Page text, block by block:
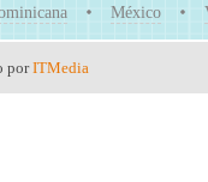
México
porITMedia